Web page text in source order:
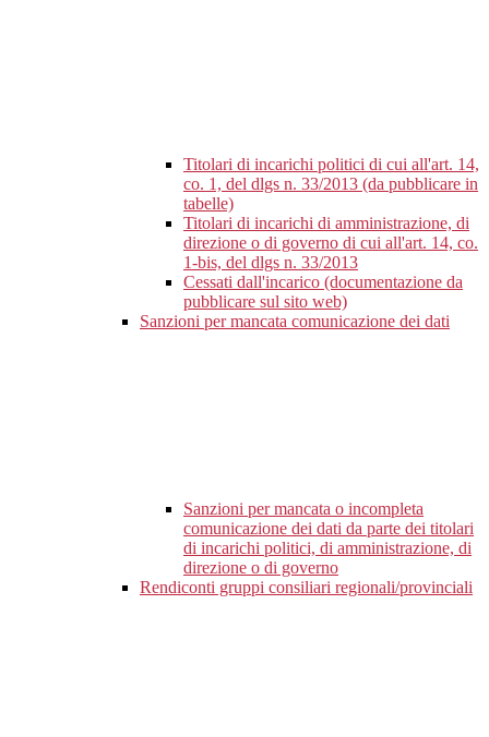
Titolari di incarichi politici di cui all'art. 14,
co. 1, del dlgs n. 33/2013 (da pubblicare in
tabelle)
Titolari di incarichi di amministrazione, di
direzione o di governo di cui all'art. 14, co.
1-bis, del dlgs n. 33/2013
Cessati dall'incarico (documentazione da
pubblicare sul sito web)
Sanzioni per mancata comunicazione dei dati
Sanzioni per mancata o incompleta
comunicazione dei dati da parte dei titolari
di incarichi politici, di amministrazione, di
direzione o di governo
Rendiconti gruppi consiliari regionali/provinciali